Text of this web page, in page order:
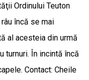
Ordinului Teuton
încă se mai
al acesteia din urmă
turnuri. În incintă încă
Contact: Cheile